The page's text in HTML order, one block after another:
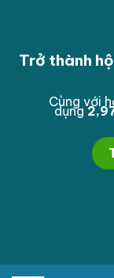
Trở thành
Cùng với
dụng